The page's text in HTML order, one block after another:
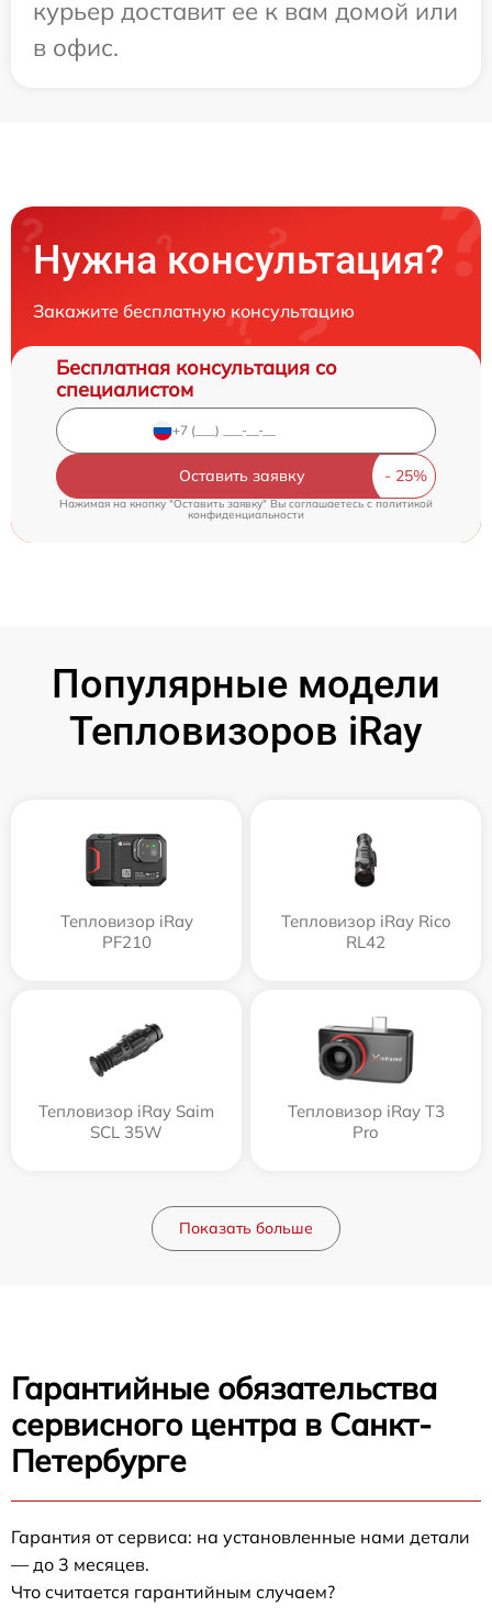
курьер доставит ее к вам домой или
в офис.
Нужна консультация?
Закажите бесплатную консультацию
Бесплатная консультация со
специалистом
Оставить заявку
Нажимая на кнопку "Оставить заявку" Вы соглашаетесь cполитикой
конфиденциальности
Популярные модели
Тепловизоров iRay
Тепловизор iRay
PF210
Тепловизор iRay Rico
RL42
Тепловизор iRay Saim
SCL 35W
Тепловизор iRay T3
Pro
Показать больше
Гарантийные обязательства
сервисного центра в Санкт-
Петербурге
Гарантия от сервиса: на установленные нами детали
— до 3 месяцев.
Что считается гарантийным случаем?